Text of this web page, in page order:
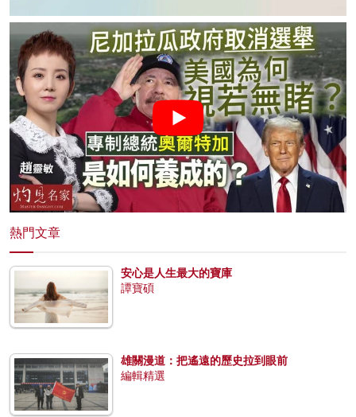
熱門文章
安心是人生最大的寶庫
譚寶碩
雄關漫道：把遙遠的歷史拉到眼前
編輯精選